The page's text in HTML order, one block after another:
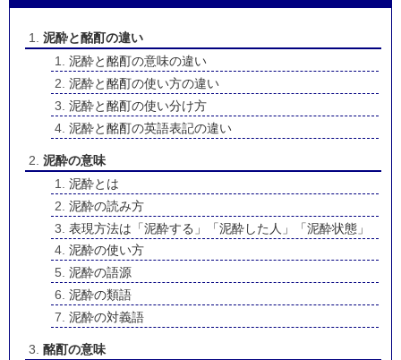
泥酔と酩酊の違い
泥酔と酩酊の意味の違い
泥酔と酩酊の使い方の違い
泥酔と酩酊の使い分け方
泥酔と酩酊の英語表記の違い
泥酔の意味
泥酔とは
泥酔の読み方
表現方法は「泥酔する」「泥酔した人」「泥酔状態」
泥酔の使い方
泥酔の語源
泥酔の類語
泥酔の対義語
酩酊の意味